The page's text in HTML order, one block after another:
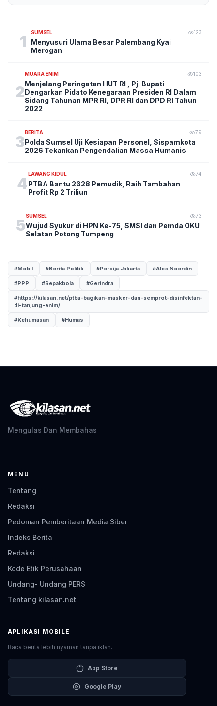
1
SUMSEL 123
Menyusuri Ulama Besar Palembang Kyai
Merogan
2
MUARA ENIM 103
Menjelang Peringatan HUT RI , Pj. Bupati
Dengarkan Pidato Kenegaraan Presiden RI Dalam
Sidang Tahunan MPR RI, DPR RI dan DPD RI Tahun
2022
3
BERITA 79
Polda Sumsel Uji Kesiapan Personel, Sispamkota
2026 Tekankan Pengendalian Massa Humanis
4
LAWANG KIDUL 74
PTBA Bantu 2628 Pemudik, Raih Tambahan
Profit Rp 2 Triliun
5
SUMSEL 73
Wujud Syukur di HPN Ke-75, SMSI dan Pemda OKU
Selatan Potong Tumpeng
#Mobil #Berita Politik #Persija Jakarta #Alex Noerdin
#PPP #Sepakbola #Gerindra
#https://kilasan.net/ptba-bagikan-masker-dan-semprot-disinfektan-
di-tanjung-enim/
#Kehumasan #Humas
Mengulas Dan Membahas
MENU
Tentang
Redaksi
Pedoman Pemberitaan Media Siber
Indeks Berita
Redaksi
Kode Etik Perusahaan
Undang- Undang PERS
Tentang kilasan.net
APLIKASI MOBILE
Baca berita lebih nyaman tanpa iklan.
App Store
Google Play